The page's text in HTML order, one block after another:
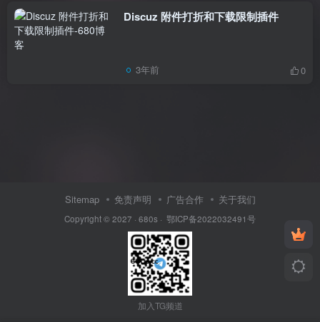
Discuz 附件打折和下载限制插件
3年前 0
Sitemap 免责声明 广告合作 关于我们
Copyright © 2027 · 680s · 鄂ICP备2022032491号
加入TG频道